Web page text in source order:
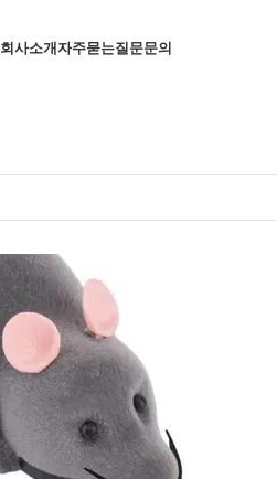
회사소개자주묻는질문문의